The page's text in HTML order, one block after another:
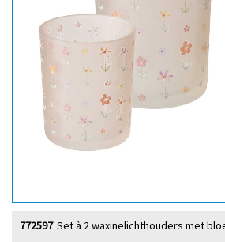
Set à 2 waxinelichthouders met
772597